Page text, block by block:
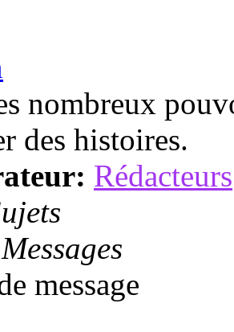
nombreux
des histoires.
Rédacteurs
Messages
message